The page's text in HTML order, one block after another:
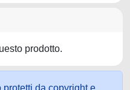
prodotto.
protetti da copyright e